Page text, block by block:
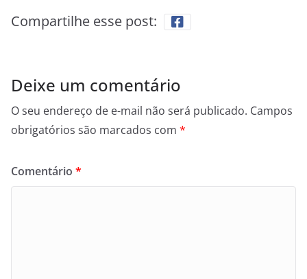
Compartilhe esse post:
Deixe um comentário
O seu endereço de e-mail não será publicado. Campos
obrigatórios são marcados com *
Comentário *